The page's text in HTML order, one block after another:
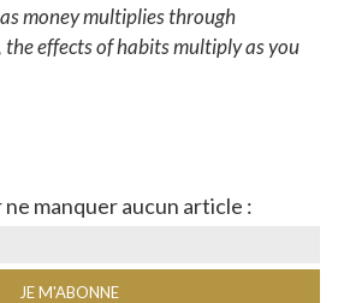
money multiplies through
effects of habits multiply as you
manquer aucun article :